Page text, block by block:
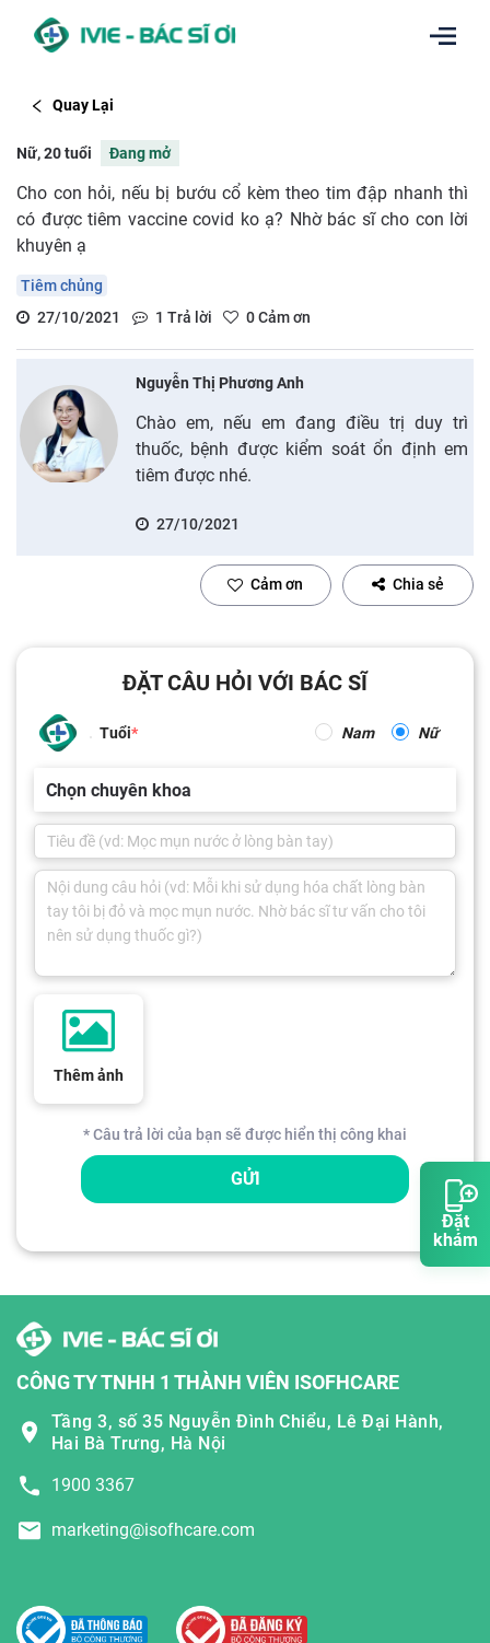
Đặt
khám
Quay Lại
Nữ, 20 tuổi Đang mở
Cho con hỏi, nếu bị bướu cổ kèm theo tim đập nhanh thì
có được tiêm vaccine covid ko ạ? Nhờ bác sĩ cho con lời
khuyên ạ
Tiêm chủng
27/10/2021
1 Trả lời 0Cảm ơn
Nguyễn Thị Phương Anh
Chào em, nếu em đang điều trị duy trì
thuốc, bệnh được kiểm soát ổn định em
tiêm được nhé.
27/10/2021
Cảm ơn Chia sẻ
ĐẶT CÂU HỎI VỚI BÁC SĨ
Tuổi Nam Nữ
Chọn chuyên khoa
Thêm ảnh
* Câu trả lời của bạn sẽ được hiển thị công khai
GỬI
CÔNG TY TNHH 1 THÀNH VIÊN ISOFHCARE
Tầng 3, số 35 Nguyễn Đình Chiểu, Lê Đại Hành,
Hai Bà Trưng, Hà Nội
1900 3367
marketing@isofhcare.com